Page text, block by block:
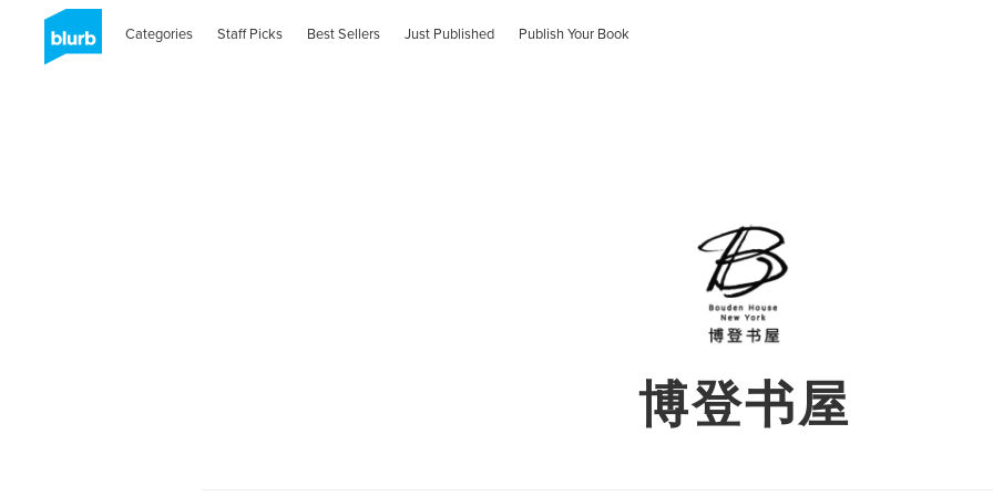
Categories Staff Picks Best Sellers Just Published Publish Your Book
博登书屋